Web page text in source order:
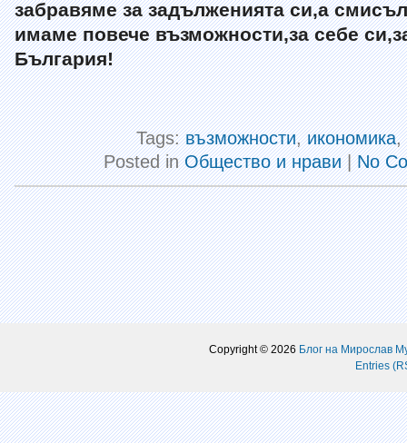
забравяме за задълженията си,а
имаме повече възможности,за себе
България!
Tags:възможности,икономика,
Posted inОбщество и нрави|No
Copyright © 2026 Блог на Мирослав
Entries